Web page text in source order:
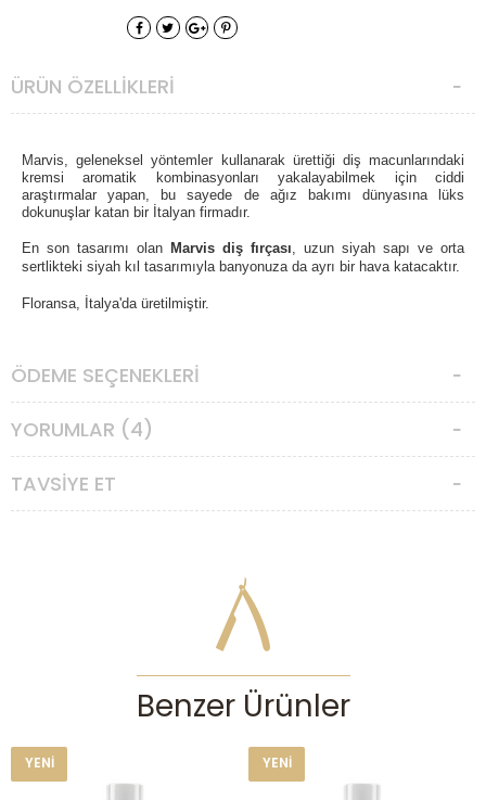
ÜRÜN ÖZELLIKLERI
Marvis, geleneksel yöntemler kullanarak ürettiği diş macunlarındaki
kremsi aromatik kombinasyonları yakalayabilmek için ciddi
araştırmalar yapan, bu sayede de ağız bakımı dünyasına lüks
dokunuşlar katan bir İtalyan firmadır.
En son tasarımı olan Marvis diş fırçası, uzun siyah sapı ve orta
sertlikteki siyah kıl tasarımıyla banyonuza da ayrı bir hava katacaktır.
Floransa, İtalya'da üretilmiştir.
ÖDEME SEÇENEKLERI
YORUMLAR (4)
TAVSIYE ET
Benzer Ürünler
YENI YENI